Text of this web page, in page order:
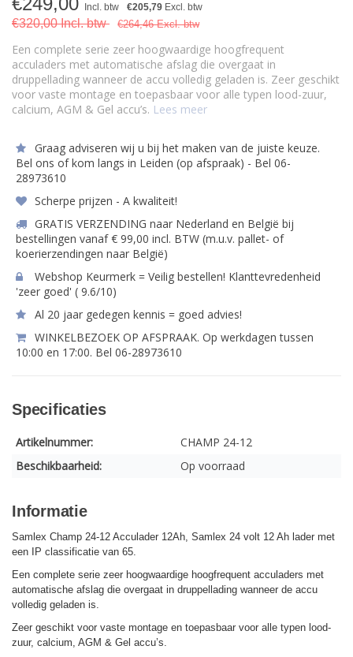
Incl. btw €205,79 Excl. btw
€320,00 Incl. btw €264,46 Excl. btw
Een complete serie zeer hoogwaardige hoogfrequent
acculaders met automatische afslag die overgaat in
druppellading wanneer de accu volledig geladen is. Zeer geschikt
voor vaste montage en toepasbaar voor alle typen lood-zuur,
calcium, AGM & Gel accu’s. Lees meer
Graag adviseren wij u bij het maken van de juiste keuze.
Bel ons of kom langs in Leiden (op afspraak) - Bel 06-
28973610
Scherpe prijzen - A kwaliteit!
GRATIS VERZENDING naar Nederland en België bij
bestellingen vanaf € 99,00 incl. BTW (m.u.v. pallet- of
koerierzendingen naar België)
Webshop Keurmerk = Veilig bestellen! Klanttevredenheid
'zeer goed' ( 9.6/10)
Al 20 jaar gedegen kennis = goed advies!
WINKELBEZOEK OP AFSPRAAK. Op werkdagen tussen
10:00 en 17:00. Bel 06-28973610
Specificaties
Artikelnummer:
CHAMP 24-12
Beschikbaarheid:
Op voorraad
Informatie
Samlex Champ 24-12 Acculader 12Ah, Samlex 24 volt 12 Ah lader met
een IP classificatie van 65.
Een complete serie zeer hoogwaardige hoogfrequent acculaders met
automatische afslag die overgaat in druppellading wanneer de accu
volledig geladen is.
Zeer geschikt voor vaste montage en toepasbaar voor alle typen lood-
zuur, calcium, AGM & Gel accu’s.